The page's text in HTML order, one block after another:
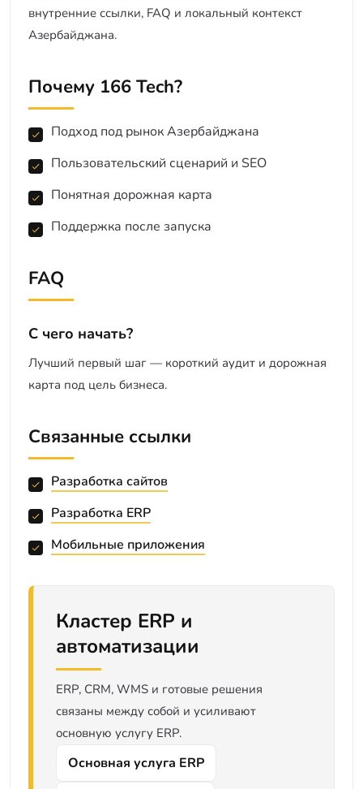
внутренние ссылки, FAQ и локальный контекст
Азербайджана.
Почему 166 Tech?
Подход под рынок Азербайджана
Пользовательский сценарий и SEO
Понятная дорожная карта
Поддержка после запуска
FAQ
С чего начать?
Лучший первый шаг — короткий аудит и дорожная
карта под цель бизнеса.
Связанные ссылки
Разработка сайтов
Разработка ERP
Мобильные приложения
Кластер ERP и
автоматизации
ERP, CRM, WMS и готовые решения
связаны между собой и усиливают
основную услугу ERP.
Основная услуга ERP